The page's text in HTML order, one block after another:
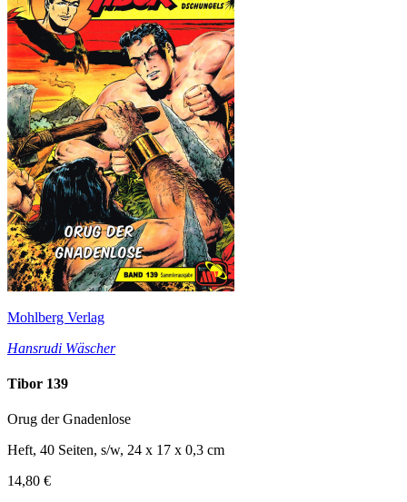
Mohlberg Verlag
Hansrudi Wäscher
Tibor 139
Orug der Gnadenlose
Heft, 40 Seiten, s/w, 24 x 17 x 0,3 cm
14,80 €